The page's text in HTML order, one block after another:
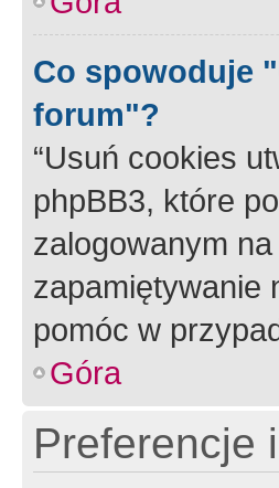
Co spowoduje
forum"?
“Usuń cookies
phpBB3, które
zalogowanym
zapamiętywanie
pomóc w
Góra
Preferencje